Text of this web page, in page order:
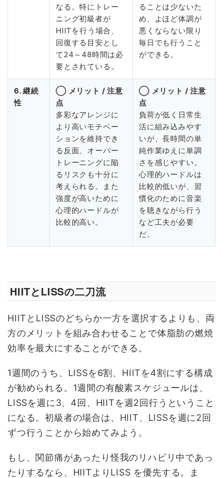
なる。特にトレー
ニング初級者が
HIITを行う場合、
回復する目安とし
て24～48時間は必
要とされている。
ることは少ないた
め、よほど体調が
悪くならない限り
毎日でも行うこと
ができる。
6. 継続
性
◯ メリット / 注意
点
多彩なアレンジに
より高いモチベー
ションを維持でき
る反面、オーバー
トレーニングに陥
るリスクも十分に
考えられる。また
強度が高いために
心理的ハードルが
比較的高い。
◯ メリット / 注意
点
負荷が低く日常生
活に組み込みやす
いが、長時間の単
純作業ゆえに単調
さを感じやすい。
心理的ハードルは
比較的低いが、習
慣化のために音楽
を聴きながら行う
など工夫が必要
だ。
HIITとLISSの二刀流
HIITとLISSのどちらか一方を選択するよりも、両
方のメリットを組み合わせることで体脂肪の燃焼
効率を最大にすることができる。
1週間のうち、LISSを6割、HIITを4割にする構成
が勧められる。1週間の有酸素スケジュールは、
LISSを週に3、4回、HIITを週2回行うということ
になる。初級者の場合は、HIIT、LISSを週に2回
ずつ行うことから始めてみよう。
もし、関節痛があったり怪我のリハビリ中であっ
たりするなら、HIITよりLISS を優先する。ま